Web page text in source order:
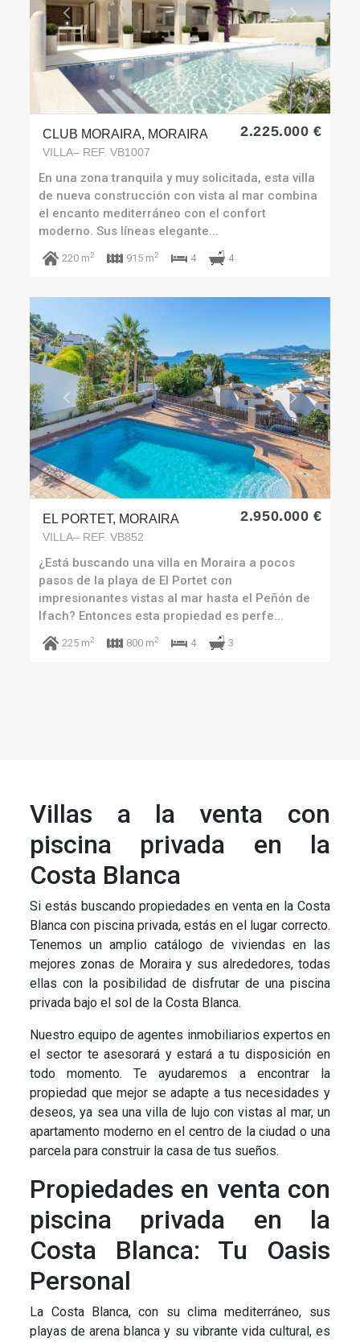
Previous Next
CLUB MORAIRA, MORAIRA
VILLA– REF. VB1007
2.225.000 €
En una zona tranquila y muy solicitada, esta villa
de nueva construcción con vista al mar combina
el encanto mediterráneo con el confort
moderno. Sus líneas elegante...
220 m2 915 m2 4 4
Previous Next
EL PORTET, MORAIRA
VILLA– REF. VB852
2.950.000 €
¿Está buscando una villa en Moraira a pocos
pasos de la playa de El Portet con
impresionantes vistas al mar hasta el Peñón de
Ifach? Entonces esta propiedad es perfe...
225 m2 800 m2 4 3
Villas a la venta con
piscina privada en la
Costa Blanca
Si estás buscando propiedades en venta en la Costa
Blanca con piscina privada, estás en el lugar correcto.
Tenemos un amplio catálogo de viviendas en las
mejores zonas de Moraira y sus alrededores, todas
ellas con la posibilidad de disfrutar de una piscina
privada bajo el sol de la Costa Blanca.
Nuestro equipo de agentes inmobiliarios expertos en
el sector te asesorará y estará a tu disposición en
todo momento. Te ayudaremos a encontrar la
propiedad que mejor se adapte a tus necesidades y
deseos, ya sea una villa de lujo con vistas al mar, un
apartamento moderno en el centro de la ciudad o una
parcela para construir la casa de tus sueños.
Propiedades en venta con
piscina privada en la
Costa Blanca: Tu Oasis
Personal
La Costa Blanca, con su clima mediterráneo, sus
playas de arena blanca y su vibrante vida cultural, es